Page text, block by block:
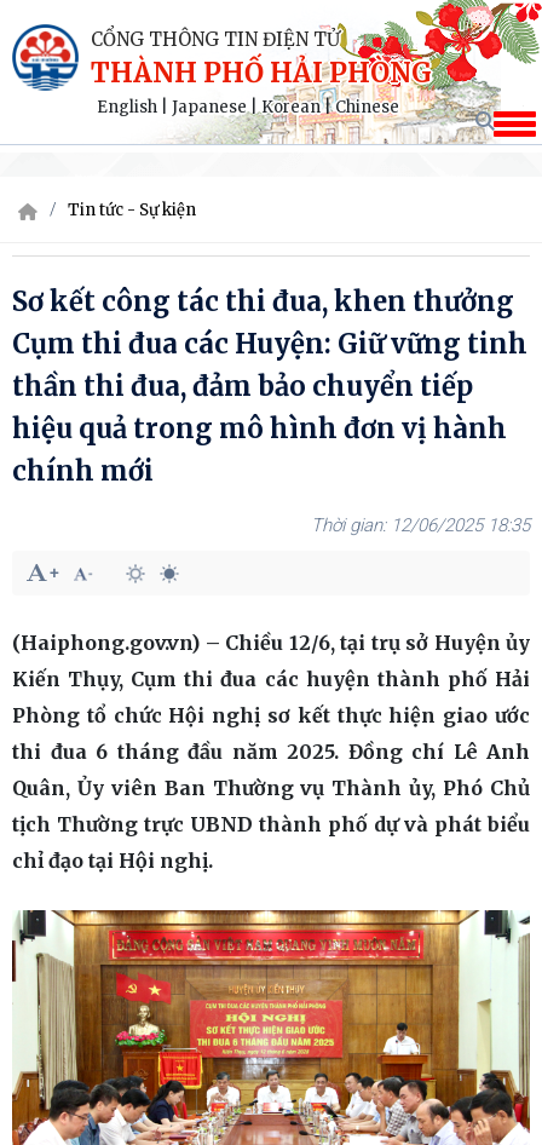
CỔNG THÔNG TIN ĐIỆN TỬ
THÀNH PHỐ HẢI PHÒNG
English Japanese|Korean|Chinese
Tin tức - Sự kiện
Sơ kết công tác thi đua, khen thưởng
Cụm thi đua các Huyện: Giữ vững tinh
thần thi đua, đảm bảo chuyển tiếp
hiệu quả trong mô hình đơn vị hành
chính mới
12/06/2025 18:35
(Haiphong.gov.vn) – Chiều 12/6, tại trụ sở Huyện ủy
Kiến Thụy, Cụm thi đua các huyện thành phố Hải
Phòng tổ chức Hội nghị sơ kết thực hiện giao ước
thi đua 6 tháng đầu năm 2025. Đồng chí Lê Anh
Quân, Ủy viên Ban Thường vụ Thành ủy, Phó Chủ
tịch Thường trực UBND thành phố dự và phát biểu
chỉ đạo tại Hội nghị.